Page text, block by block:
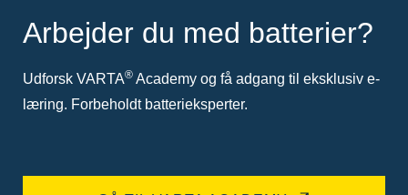
Arbejder du med batterier?
Udforsk VARTA® Academy og få adgang til eksklusiv e-
læring. Forbeholdt batterieksperter.